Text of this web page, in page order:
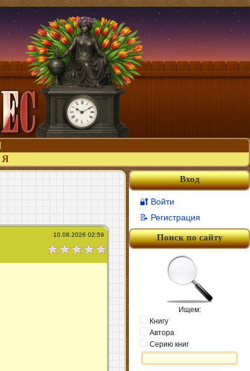
Я
10.08.2026 02:59
Вход
🔐 Войти
📝 Регистрация
Поиск по сайту
Ищем:
Книгу
Автора
Серию книг